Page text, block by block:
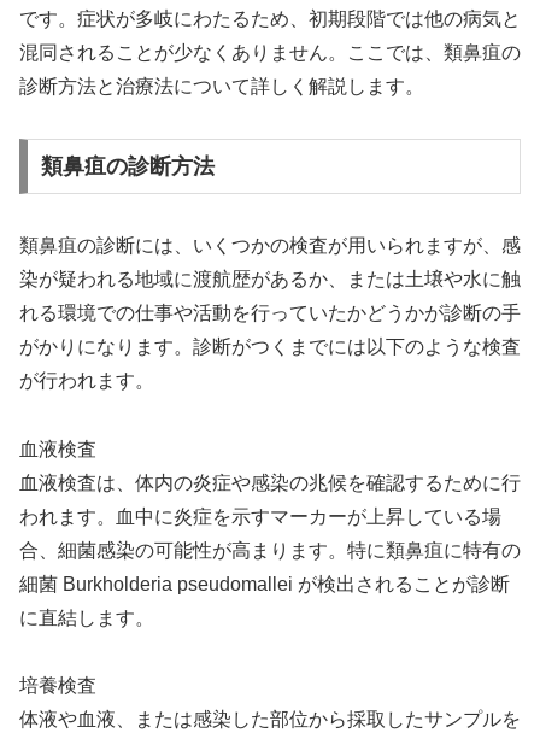
です。症状が多岐にわたるため、初期段階では他の病気と
混同されることが少なくありません。ここでは、類鼻疽の
診断方法と治療法について詳しく解説します。
類鼻疽の診断方法
類鼻疽の診断には、いくつかの検査が用いられますが、感
染が疑われる地域に渡航歴があるか、または土壌や水に触
れる環境での仕事や活動を行っていたかどうかが診断の手
がかりになります。診断がつくまでには以下のような検査
が行われます。
血液検査
血液検査は、体内の炎症や感染の兆候を確認するために行
われます。血中に炎症を示すマーカーが上昇している場
合、細菌感染の可能性が高まります。特に類鼻疽に特有の
細菌 Burkholderia pseudomallei が検出されることが診断
に直結します。
培養検査
体液や血液、または感染した部位から採取したサンプルを